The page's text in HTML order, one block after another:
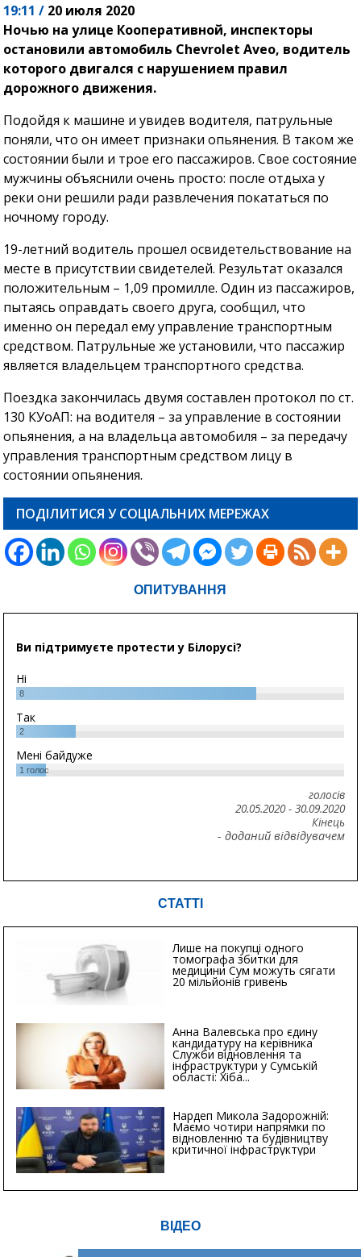
19:11 / 20 июля 2020
Ночью на улице Кооперативной, инспекторы
остановили автомобиль Chevrolet Aveo, водитель
которого двигался с нарушением правил
дорожного движения.
Подойдя к машине и увидев водителя, патрульные
поняли, что он имеет признаки опьянения. В таком же
состоянии были и трое его пассажиров. Свое состояние
мужчины объяснили очень просто: после отдыха у
реки они решили ради развлечения покататься по
ночному городу.
19-летний водитель прошел освидетельствование на
месте в присутствии свидетелей. Результат оказался
положительным – 1,09 промилле. Один из пассажиров,
пытаясь оправдать своего друга, сообщил, что
именно он передал ему управление транспортным
средством. Патрульные же установили, что пассажир
является владельцем транспортного средства.
Поездка закончилась двумя составлен протокол по ст.
130 КУоАП: на водителя – за управление в состоянии
опьянения, а на владельца автомобиля – за передачу
управления транспортным средством лицу в
состоянии опьянения.
ПОДІЛИТИСЯ У СОЦІАЛЬНИХ МЕРЕЖАХ
ОПИТУВАННЯ
Ви підтримуєте протести у Білорусі?
Ні
8
Так
2
Мені байдуже
1 голос
голосів
20.05.2020- 30.09.2020
Кінець
- доданий відвідувачем
СТАТТІ
Лише на покупці одного
томографа збитки для
медицини Сум можуть сягати
20 мільйонів гривень
Анна Валевська про єдину
кандидатуру на керівника
Служби відновлення та
інфраструктури у Сумській
області: Хіба...
Нардеп Микола Задорожній:
Маємо чотири напрямки по
відновленню та будівництву
критичної інфраструктури
ВІДЕО